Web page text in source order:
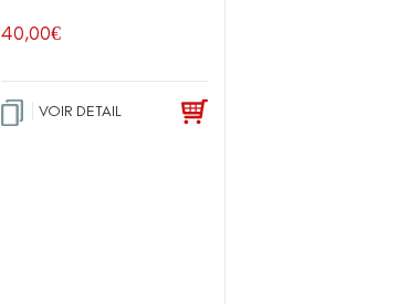
40,00€
VOIR DETAIL